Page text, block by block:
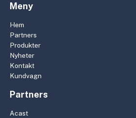
Meny
Hem
Partners
Produkter
Nyheter
Kontakt
Kundvagn
Partners
Acast